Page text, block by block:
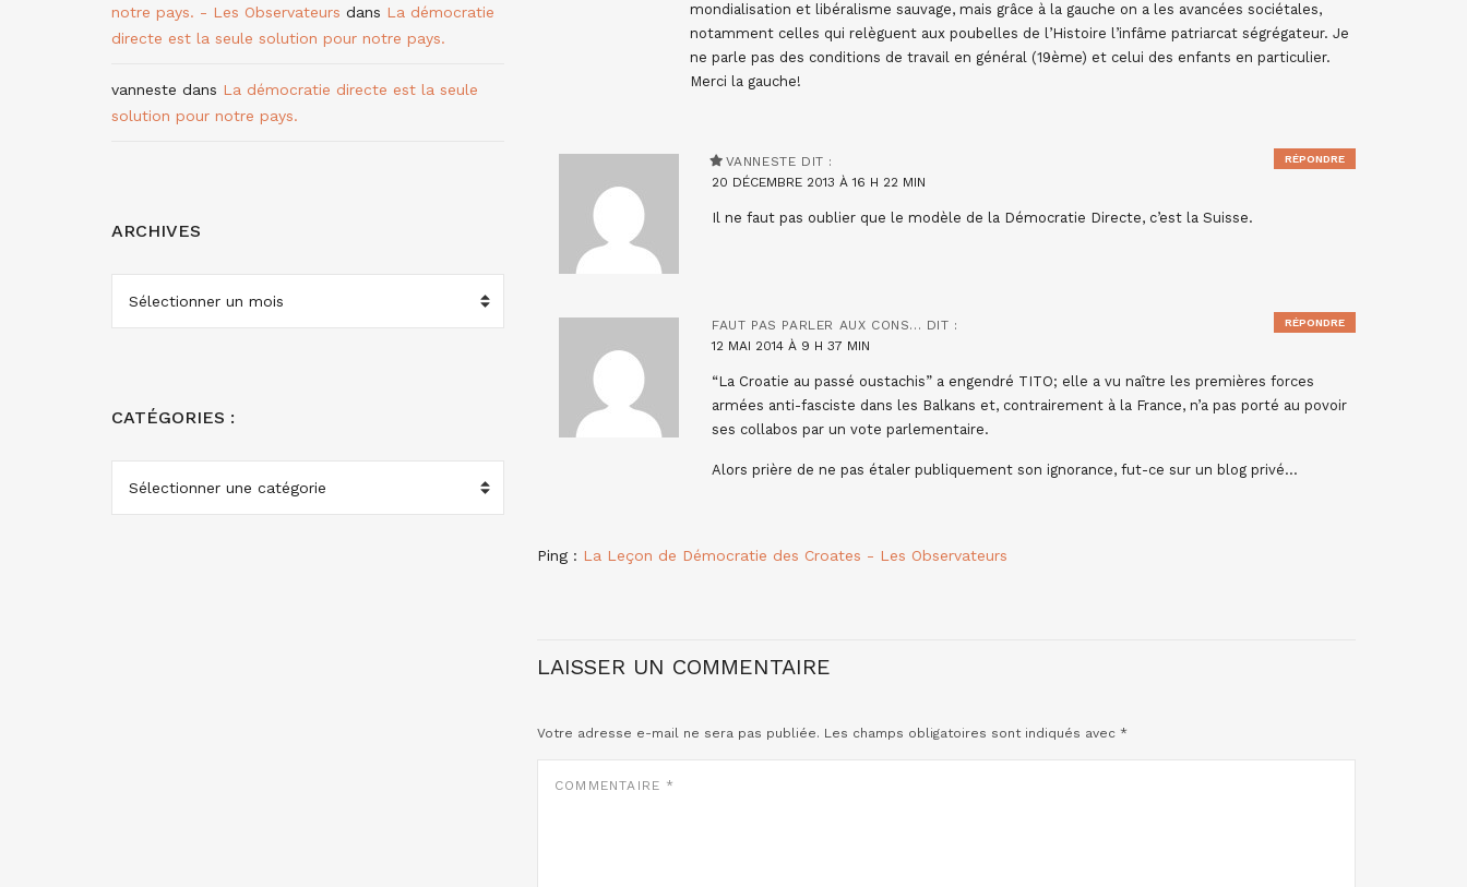
mondialisation et libéralisme sauvage, mais grâce à la gauche on a les avancées sociétales,
notamment celles qui relèguent aux poubelles de l’Histoire l’infâme patriarcat ségrégateur. Je
ne parle pas des conditions de travail en général (19ème) et celui des enfants en particulier.
Merci la gauche!
VANNESTE DIT :
20 DÉCEMBRE 2013 À 16 H 22 MIN
Il ne faut pas oublier que le modèle de la Démocratie Directe, c’est la Suisse.
RÉPONDRE
FAUT PAS PARLER AUX CONS... DIT :
12 MAI 2014 À 9 H 37 MIN
“La Croatie au passé oustachis” a engendré TITO; elle a vu naître les premières forces
armées anti-fasciste dans les Balkans et, contrairement à la France, n’a pas porté au povoir
ses collabos par un vote parlementaire.
Alors prière de ne pas étaler publiquement son ignorance, fut-ce sur un blog privé…
RÉPONDRE
Ping : La Leçon de Démocratie des Croates - Les Observateurs
LAISSER UN COMMENTAIRE
Votre adresse e-mail ne sera pas publiée. Les champs obligatoires sont indiqués avec *
notre pays. - Les Observateurs dans La démocratie
directe est la seule solution pour notre pays.
vanneste dans La démocratie directe est la seule
solution pour notre pays.
ARCHIVES
ARCHIVES
CATÉGORIES :
CATÉGORIES